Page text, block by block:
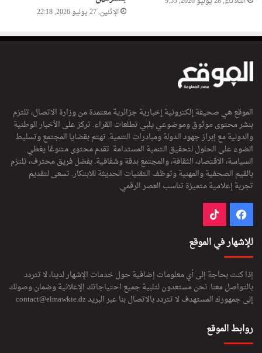
الإثنين, 27 يوليو 2026, 22:18
الموقع هي صحيفة إلكترونية إخبارية جزائرية معتمدة من وزارة الاتصال، تلتزم
بنشر محتوى موثوق وموضوعي يلبي تطلعات القراء. تركز على الأخبار الوطنية
والدولية مع إبراز جهود الدولة ومبادرات التنمية. تهتم بقضايا المجتمع وتسليط
الضوء على الحلول لتحقيق التنمية المستدامة. تقدم محتوى متنوعًا يغطي
السياسة، الاقتصاد، الثقافة، والمجتمع بدقة وشفافية. بفضل فريق محترف، تلتزم
بالقيم الصحفية والمهنية وتوظف التقنيات الحديثة للابتكار. تسعى لتقديم
تجربة إعلامية متميزة تناسب العصر الرقمي.
فيسبوك
للإشهار في الموقع
إذا كنت بحاجة إلى أي معلومات إضافية حول خدمات الإشهار لدينا، لا تتردد
بالتواصل معنا. نحن مستعدون لتلبية جميع احتياجاتك الإعلانية وضمان وصولك
إلى جمهورك المستهدف لا تتردد بالاتصال بنا عبر البريدcontact@elmawkie.dz
روابط الموقع